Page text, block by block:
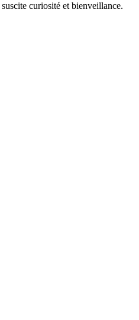
curiosité et bienveillance.